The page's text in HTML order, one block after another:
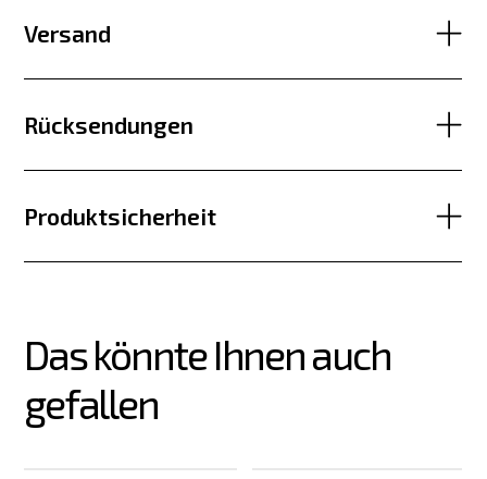
Versand
Rücksendungen
Produktsicherheit
Das könnte Ihnen auch
gefallen